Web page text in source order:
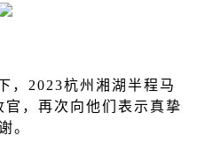
，2023杭州湘湖半程马
，再次向他们表示真挚
。